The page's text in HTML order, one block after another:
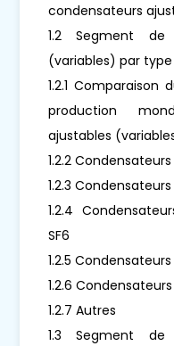
condensateurs
1.2 Segment de
(variables) par type
1.2.1
production
ajustables
1.2.2
1.2.3
1.2.4
SF6
1.2.5
1.2.6
1.2.7 Autres
1.3 Segment de